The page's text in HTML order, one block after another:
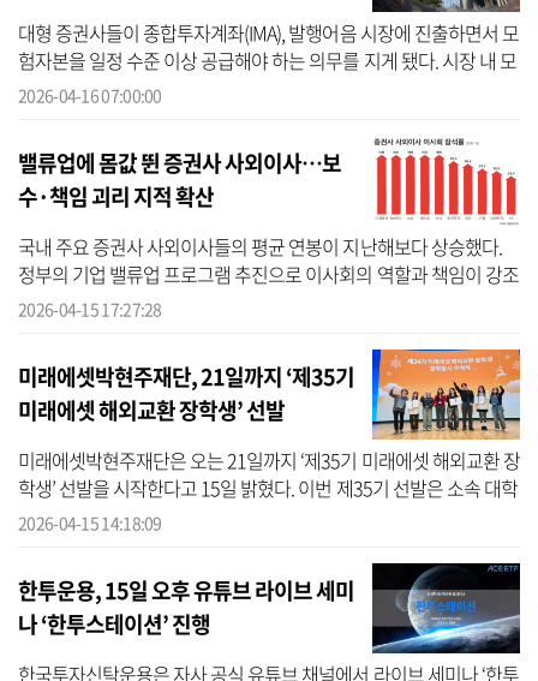
대형 증권사들이 종합투자계좌(IMA), 발행어음 시장에 진출하면서 모
험자본을 일정 수준 이상 공급해야 하는 의무를 지게 됐다. 시장 내 모
험자본 공급 확대가 기대되지만, 증권사 입장에서는 리스크를 최소화
2026-04-16 07:00:00
밸류업에 몸값 뛴 증권사 사외이사…보
수·책임 괴리 지적 확산
국내 주요 증권사 사외이사들의 평균 연봉이 지난해보다 상승했다.
정부의 기업 밸류업 프로그램 추진으로 이사회의 역할과 책임이 강조
되며 몸값이 올랐지만, 보수 수준과 실제 이사회 성실도는 정비례하
2026-04-15 17:27:28
미래에셋박현주재단, 21일까지 ‘제35기
미래에셋 해외교환 장학생’ 선발
미래에셋박현주재단은 오는 21일까지 ‘제35기 미래에셋 해외교환 장
학생’ 선발을 시작한다고 15일 밝혔다. 이번 제35기 선발은 소속 대학
의 해외교환 프로그램을 통해 2026년 가을학기 파견 예정인 국내 4년
2026-04-15 14:18:09
한투운용, 15일 오후 유튜브 라이브 세미
나 ‘한투스테이션’ 진행
한국투자신탁운용은 자사 공식 유튜브 채널에서 라이브 세미나 ‘한투